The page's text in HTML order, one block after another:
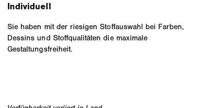
Individuell
Sie haben mit der riesigen Stoffauswahl bei Farben,
Dessins und Stoffqualitäten die maximale
Gestaltungsfreiheit.